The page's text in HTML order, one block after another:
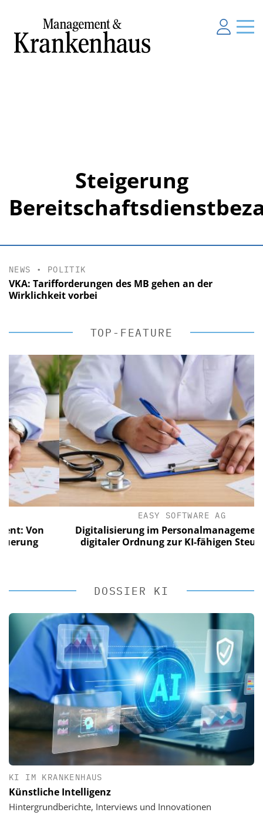
Steigerung
NEWS • POLITIK
VKA: Tarifforderungen des MB gehen an der
Wirklichkeit vorbei
TOP-FEATURE
EASY SOFTWARE AG
Digitalisierung im Personalmanagement: Von
digitaler Ordnung zur KI-fähigen Steuerung
DOSSIER KI
KI IM KRANKENHAUS
Künstliche Intelligenz
Hintergrundberichte, Interviews und Innovationen